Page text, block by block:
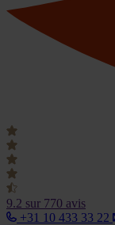
9.2 sur 770 avis
+31 10 433 33 22